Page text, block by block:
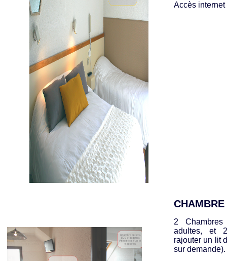
Accès
2 Chambres
adultes, et
rajouter un lit
sur demande).